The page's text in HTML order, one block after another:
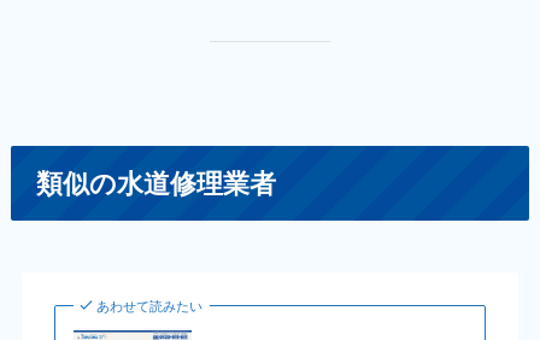
類似の水道修理業者
あわせて読みたい